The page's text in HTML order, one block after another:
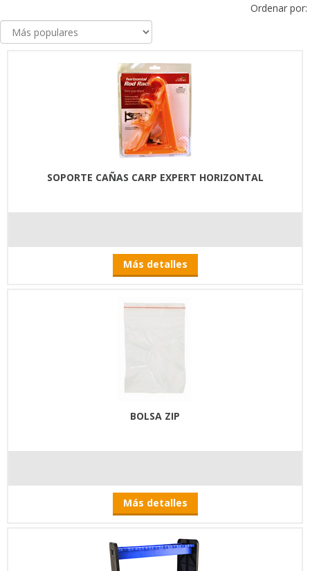
Ordenar por:
SOPORTE CAÑAS CARP EXPERT HORIZONTAL
Más detalles
BOLSA ZIP
Más detalles